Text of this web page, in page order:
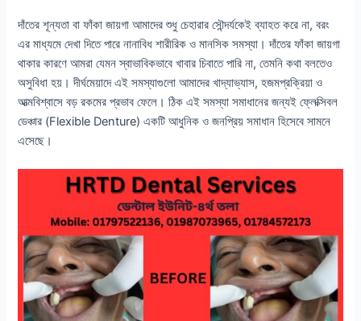
দাঁতের শূন্যতা বা ফাঁকা জায়গা আমাদের শুধু চেহারার সৌন্দর্যকেই ব্যাহত করে না, বরং
এর মাধ্যমে দেখা দিতে পারে নানাবিধ শারীরিক ও মানসিক সমস্যা। দাঁতের ফাঁকা জায়গা
থাকার কারণে আমরা যেমন স্বাভাবিকভাবে খাবার চিবাতে পারি না, তেমনি কথা বলতেও
অসুবিধা হয়। দীর্ঘমেয়াদে এই সমস্যাগুলো আমাদের খাদ্যাভ্যাস, হজমপ্রক্রিয়া ও
আত্মবিশ্বাসে বড় রকমের প্রভাব ফেলে। ঠিক এই সমস্যা সমাধানের জন্যই ফ্লেক্সিবল
ডেঞ্চার (Flexible Denture) একটি আধুনিক ও জনপ্রিয় সমাধান হিসেবে সামনে
এসেছে।